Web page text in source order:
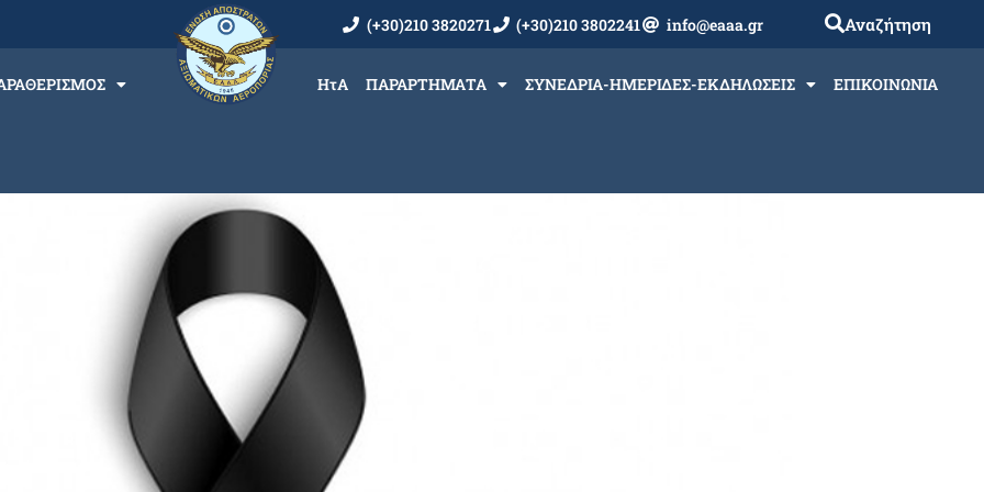
(+30)210 3820271 (+30)210 3802241 info@eaaa.gr Αναζήτηση
ΗτΑ ΠΑΡΑΡΤΗΜΑΤΑ ΣΥΝΕΔΡΙΑ-ΗΜΕΡΙΔΕΣ-ΕΚΔΗΛΩΣΕΙΣ ΕΠΙΚΟΙΝΩΝΙΑ